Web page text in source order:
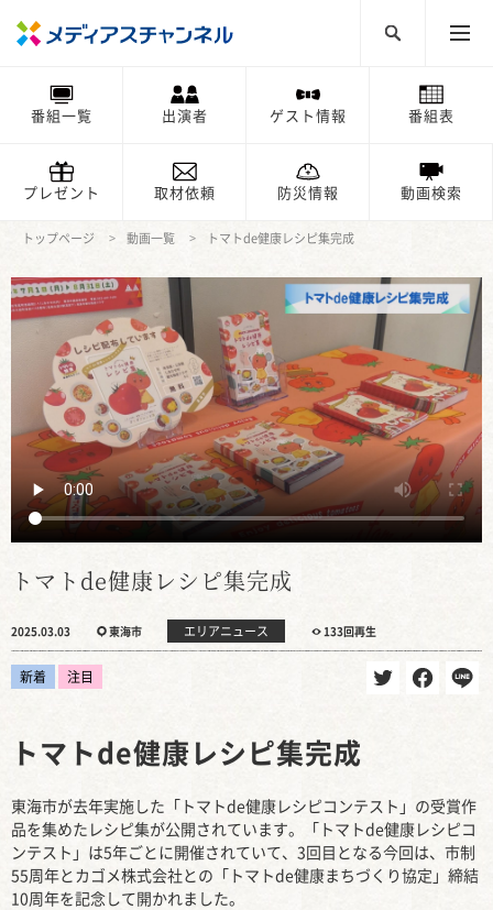
番組一覧 出演者 ゲスト情報 番組表
プレゼント 取材依頼 防災情報 動画検索
トップページ 動画一覧 トマトde健康レシピ集完成
トマトde健康レシピ集完成
2025.03.03 東海市 エリアニュース 133回再生
新着 注目
トマトde健康レシピ集完成
東海市が去年実施した「トマトde健康レシピコンテスト」の受賞作
品を集めたレシピ集が公開されています。「トマトde健康レシピコ
ンテスト」は5年ごとに開催されていて、3回目となる今回は、市制
55周年とカゴメ株式会社との「トマトde健康まちづくり協定」締結
10周年を記念して開かれました。